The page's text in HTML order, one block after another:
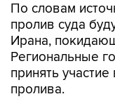
По словам
пролив суда
Ирана,
Региональные
принять
пролива.